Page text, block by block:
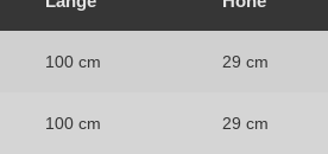
100 cm 29 cm
100 cm 29 cm